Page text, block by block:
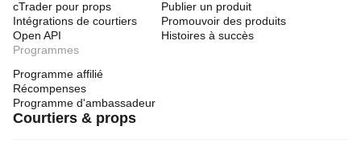
cTrader pour props
Intégrations de courtiers
Open API
Publier un produit
Promouvoir des produits
Histoires à succès
Programmes
Programme affilié
Récompenses
Programme d'ambassadeur
Courtiers & props